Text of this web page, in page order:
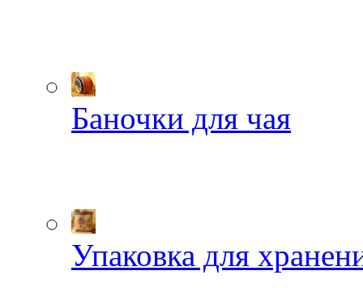
Баночки для чая
Упаковка для